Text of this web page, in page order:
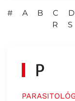
# A B C D
R
S
P